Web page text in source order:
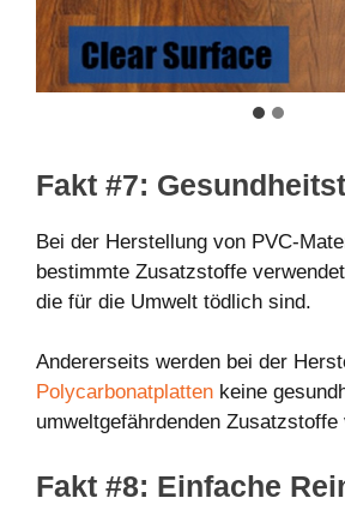
Fakt #7:
Bei der Herstellung von PVC-
bestimmte Zusatzstoffe
die für die Umwelt tödlich sind.
Andererseits werden bei der
Polycarbonatplatten keine
umweltgefährdenden Zusatzstoffe
Fakt #8: Einfache